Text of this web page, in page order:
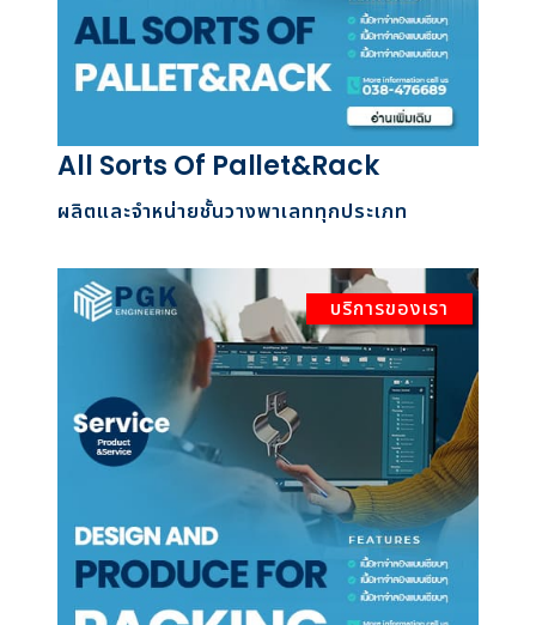
All Sorts Of Pallet&Rack
ผลิตและจำหน่ายชั้นวางพาเลททุกประเภท
บริการของเรา